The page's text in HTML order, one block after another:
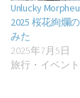
Unlucky
2025 桜花絢爛
みた
2025年7月5日
旅行・イベント